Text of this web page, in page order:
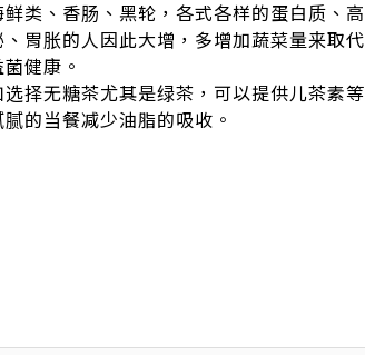
类、香肠、黑轮，各式各样的蛋白质、高
胃胀的人因此大增，多增加蔬菜量来取代
健康。
择无糖茶尤其是绿茶，可以提供儿茶素等
的当餐减少油脂的吸收。